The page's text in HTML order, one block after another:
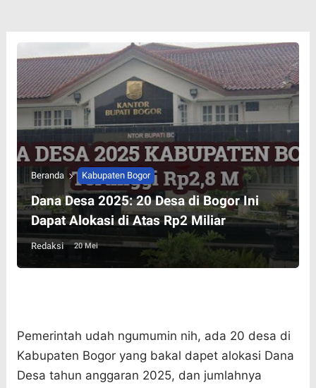
Beranda Kabupaten Bogor
Dana Desa 2025: 20 Desa di Bogor Ini
Dapat Alokasi di Atas Rp2 Miliar
Redaksi 20 Mei
Pemerintah udah ngumumin nih, ada 20 desa di
Kabupaten Bogor yang bakal dapet alokasi Dana
Desa tahun anggaran 2025, dan jumlahnya